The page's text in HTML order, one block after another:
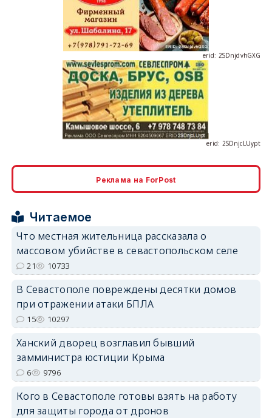
erid: 2SDnjdvhGXG
Реклама на ForPost
Читаемое
Что местная жительница рассказала о
массовом убийстве в севастопольском селе
21 10733
В Севастополе повреждены десятки домов
при отражении атаки БПЛА
15 10297
Ханский дворец возглавил бывший
замминистра юстиции Крыма
6 9796
Кого в Севастополе готовы взять на работу
для защиты города от дронов